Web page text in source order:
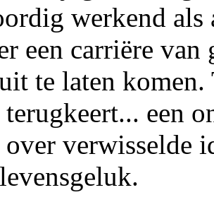
werkend als
een carriëre
te laten
een
verwisselde